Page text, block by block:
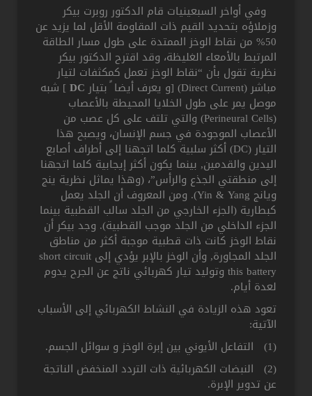
وفي أواخر السبعينيات قام الدكتور روبرت بيكر
وزملاؤه بتحديد القيم ذات المقاومة الأقل لما يزيد عن
50% من نقاط الوخز الممتدة على طول مسار الطاقة
المرتبط بالأمعاء الغليظة، وقد اقترح الدكتور بيكر
نظرية تقول بأن “نقاط الوخز تعمل كمكثفات لتيار
مباشر (Direct Current) [و يعرف أيضا ً بتيار DC] شبه
موصل يمر على طول الخلايا المحيطة بالأعصاب
(Perineural Cells) والتي تلتف على كل عصب من
الأعصاب الموجودة في جسم الإنسان، ويصبح هذا
التيار (DC) أكثر سلبية كلما اتجهنا إلى أطراف أصابع
اليدين والقدمين, بينما يكون أكثر إيجابية كلما اتجهنا
إلى منطقتي الجذع والرأس”، (وهذا يماثل نظرية ينج
ويانج Yin & Yang). ومن المعروف أن الجلد يعمل
كبطارية (الجزء الخارجي من الجلد سالب القطبية بينما
الجزء الداخلي من الجلد موجب القطبية). وجد بيكر أن
نقاط الوخز كانت ذات قطبية موجبة أكثر من مناطق
الجلد المجاورة, وأن الوخز بالإبر يؤدي إلى short circuit
this battery وتوليد تيار كهربائي ناتج عن الجرح يدوم
لعدة أيام.
تعود هذه الزيادة في النشاط الكهربائي إلى الأسباب
(2) النبضات الكهربائية ذات التردد المنخفض الناتجة
عن تدوير الإبرة.